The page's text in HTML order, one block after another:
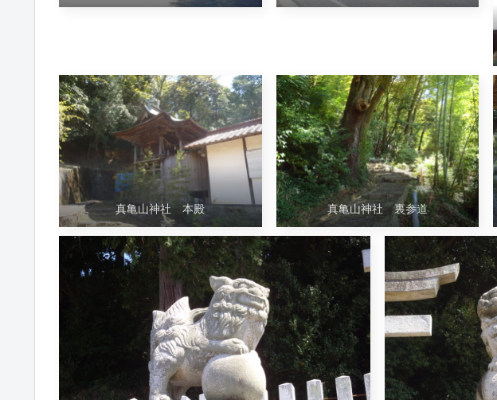
真亀山神社 本殿 真亀山神社 裏参道